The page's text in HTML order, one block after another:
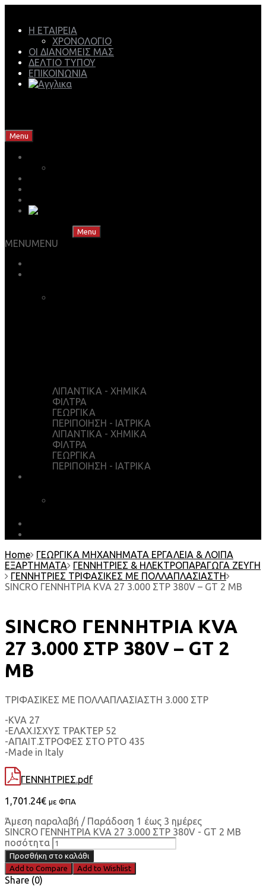
Η ΕΤΑΙΡΕΙΑ
ΧΡΟΝΟΛΟΓΙΟ
ΟΙ ΔΙΑΝΟΜΕΙΣ ΜΑΣ
ΔΕΛΤΙΟ ΤΥΠΟΥ
ΕΠΙΚΟΙΝΩΝΙΑ
Menu
Menu
MENUMENU
ΛΙΠΑΝΤΙΚΑ - ΧΗΜΙΚΑ
ΦΙΛΤΡΑ
ΓΕΩΡΓΙΚΑ
ΠΕΡΙΠΟΙΗΣΗ - ΙΑΤΡΙΚΑ
ΛΙΠΑΝΤΙΚΑ - ΧΗΜΙΚΑ
ΦΙΛΤΡΑ
ΓΕΩΡΓΙΚΑ
ΠΕΡΙΠΟΙΗΣΗ - ΙΑΤΡΙΚΑ
Home
ΓΕΩΡΓΙΚΑ ΜΗΧΑΝΗΜΑΤΑ ΕΡΓΑΛΕΙΑ & ΛΟΙΠΑ
ΕΞΑΡΤΗΜΑΤΑ
ΓΕΝΝΗΤΡΙΕΣ & ΗΛΕΚΤΡΟΠΑΡΑΓΩΓΑ ΖΕΥΓΗ
ΓΕΝΝΗΤΡΙΕΣ ΤΡΙΦΑΣΙΚΕΣ ΜΕ ΠΟΛΛΑΠΛΑΣΙΑΣΤΗ
SINCRO ΓΕΝΝΗΤΡΙΑ KVA 27 3.000 ΣΤΡ 380V – GT 2 MB
SINCRO ΓΕΝΝΗΤΡΙΑ KVA
27 3.000 ΣΤΡ 380V – GT 2
MB
ΤΡΙΦΑΣΙΚΕΣ ΜΕ ΠΟΛΛΑΠΛΑΣΙΑΣΤΗ 3.000 ΣΤΡ
-KVA 27
-ΕΛΑΧ.ΙΣΧΥΣ ΤΡΑΚΤΕΡ 52
-ΑΠΑΙΤ.ΣΤΡΟΦΕΣ ΣΤΟ ΡΤΟ 435
-Made in Italy
ΓΕΝΝΗΤΡΙΕΣ.pdf
1,701.24€ με ΦΠΑ
Άμεση παραλαβή / Παράδοση 1 έως 3 ημέρες
SINCRO ΓΕΝΝΗΤΡΙΑ KVA 27 3.000 ΣΤΡ 380V - GT 2 MB
ποσότητα
Προσθήκη στο καλάθι
Add to Compare
Add to Wishlist
Share (0)